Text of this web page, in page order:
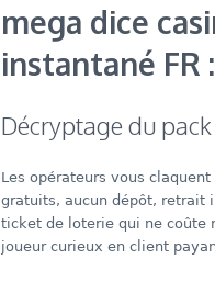
mega dice
instantané FR
Décryptage du pack
Les opérateurs vous
gratuits, aucun dépôt, retrait
ticket de loterie qui ne coûte
joueur curieux en client